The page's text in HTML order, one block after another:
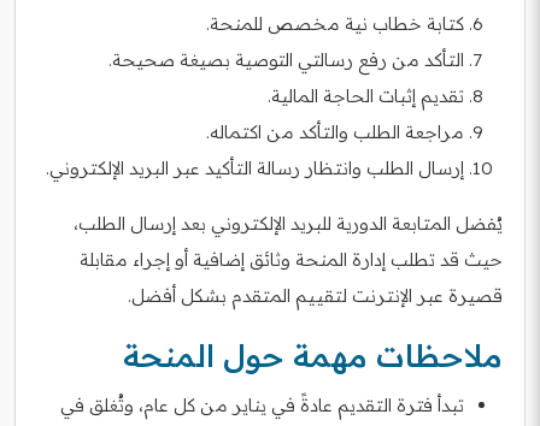
كتابة خطاب نية مخصص للمنحة.
التأكد من رفع رسالتي التوصية بصيغة صحيحة.
تقديم إثبات الحاجة المالية.
مراجعة الطلب والتأكد من اكتماله.
إرسال الطلب وانتظار رسالة التأكيد عبر البريد الإلكتروني.
يُفضل المتابعة الدورية للبريد الإلكتروني بعد إرسال الطلب،
حيث قد تطلب إدارة المنحة وثائق إضافية أو إجراء مقابلة
قصيرة عبر الإنترنت لتقييم المتقدم بشكل أفضل.
ملاحظات مهمة حول المنحة
تبدأ فترة التقديم عادةً في يناير من كل عام، وتُغلق في